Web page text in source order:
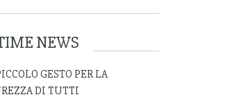
NEWS
GESTO PER LA
DI TUTTI